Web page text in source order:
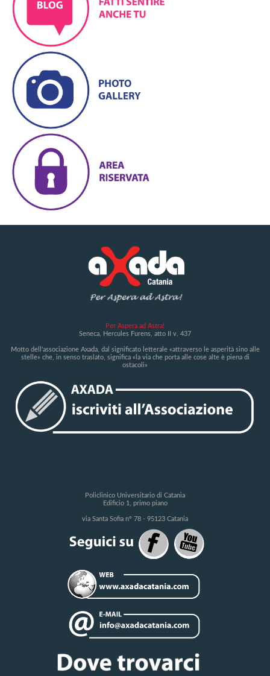
Per Aspera ad Astra!
Seneca, Hercules Furens, atto II v. 437
Motto dell'associazione Axada, dal significato letterale «attraverso le asperità sino alle
stelle» che, in senso traslato, significa «la via che porta alle cose alte è piena di
ostacoli»
Policlinico Universitario di Catania
Edificio 1, primo piano
via Santa Sofia n° 78 - 95123 Catania